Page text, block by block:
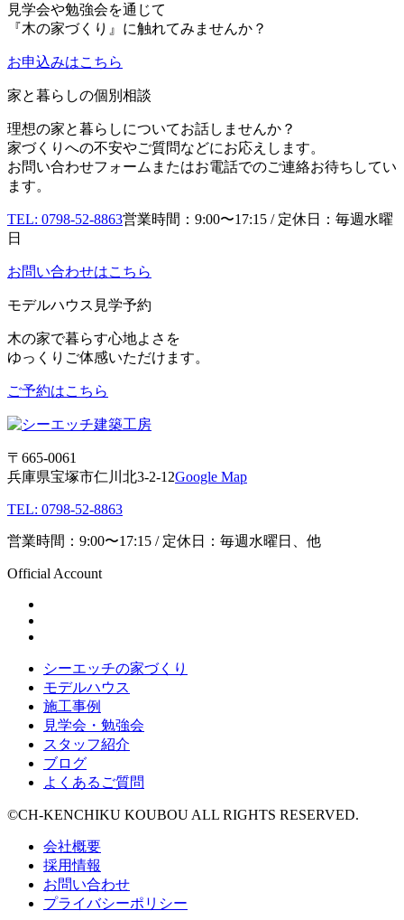
見学会や勉強会を通じて
『木の家づくり』に触れてみませんか？
お申込みはこちら
家と暮らしの個別相談
理想の家と暮らしについてお話しませんか？
家づくりへの不安やご質問などにお応えします。
お問い合わせフォームまたはお電話でのご連絡お待ちしてい
ます。
TEL: 0798-52-8863営業時間：9:00〜17:15 / 定休日：毎週水曜
日
お問い合わせはこちら
モデルハウス見学予約
木の家で暮らす心地よさを
ゆっくりご体感いただけます。
ご予約はこちら
〒665-0061
兵庫県宝塚市仁川北3-2-12Google Map
TEL: 0798-52-8863
営業時間：9:00〜17:15 / 定休日：毎週水曜日、他
Official Account
シーエッチの家づくり
モデルハウス
施工事例
見学会・勉強会
スタッフ紹介
ブログ
よくあるご質問
©CH-KENCHIKU KOUBOU ALL RIGHTS RESERVED.
会社概要
採用情報
お問い合わせ
プライバシーポリシー